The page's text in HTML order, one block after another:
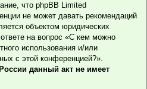
что phpBB Limited
не может давать рекомендаций
объектом юридических
на вопрос «С кем можно
использования и/или
с этой конференцией?».
данный акт не имеет